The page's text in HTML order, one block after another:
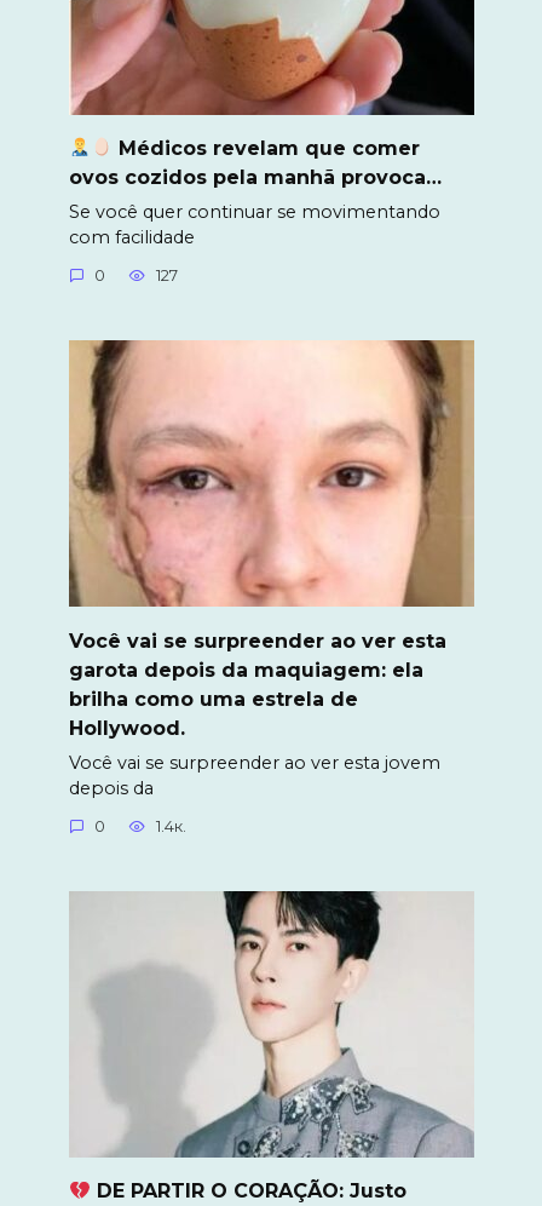
Médicos revelam que comer
ovos cozidos pela manhã provoca…
Se você quer continuar se movimentando
com facilidade
0 127
Você vai se surpreender ao ver esta
garota depois da maquiagem: ela
brilha como uma estrela de
Hollywood.
Você vai se surpreender ao ver esta jovem
depois da
0 1.4к.
DE PARTIR O CORAÇÃO: Justo